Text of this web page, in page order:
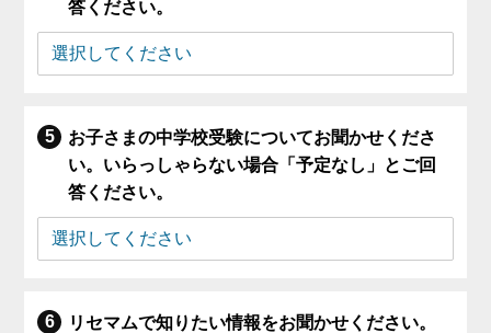
答ください。
お子さまの中学校受験についてお聞かせくださ
い。いらっしゃらない場合「予定なし」とご回
答ください。
リセマムで知りたい情報をお聞かせください。